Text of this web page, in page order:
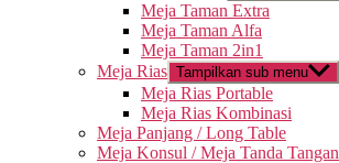
Meja Taman Extra
Meja Taman Alfa
Meja Taman 2in1
Meja Rias Tampilkan sub menu
Meja Rias Portable
Meja Rias Kombinasi
Meja Panjang / Long Table
Meja Konsul / Meja Tanda Tangan